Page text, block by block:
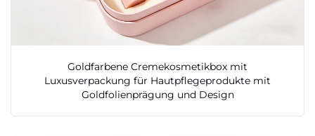
Goldfarbene Cremekosmetikbox mit
Luxusverpackung für Hautpflegeprodukte mit
Goldfolienprägung und Design